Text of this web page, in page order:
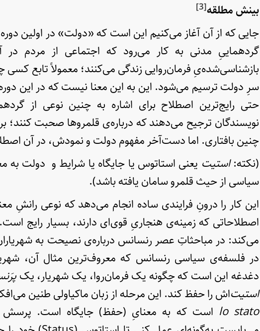
بینش مطلقه[3]
جایی که از آن آغاز می‌کنیم این است که «دولت» در اولین
گردهماییِ مدنی به کار می‌رود که اجتماعی از مردم در
بازشناسی‌شده‌‌یِ فرمان‌روایی زندگی می‌کنند؛ معمولاً تابع
سرِ دولت ترسیم می‌شود. این به این معنا نیست که در این
حتی رایج‌ترین اصطلاح برای اشاره به چنین نوعی از
نویسندگان ترجیح می‌دهند که درباره‌ی قلمروها صحبت کنند؛
چنین بافتاری. اما دست‌آخر مفهوم دولت و نمودش، در آن
(نکته:استیت یعنی استاتوس یا جایگاه یا شرایط و دولت
سیاسی از حیث قلمرو سامان یافته باشد).
این کار را درونِ فرایندی ساده انجام می‌دهد که نوعی رانشِ
اصطلاحاتی که زمینه‌ی هنجاریِ قوی‌ای دارند، بسیار رایج
می‌کند: در مباحثاتِ عصر رنسانس درباره‌ی نصیحت به
دغدغه این است که چگونه یک فرمان‌روا، یک شهریار، یک
استیت‌اش را حفظ کند. این مرحله از زبان ماکیاولی طنین
lo stato است که به معنایِ (حفظ) جایگاه است. پرسش